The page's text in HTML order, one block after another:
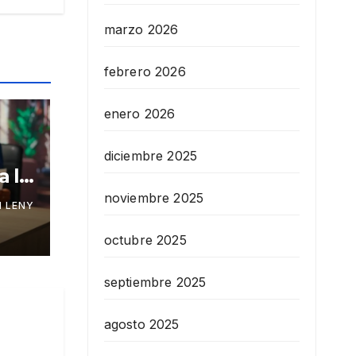
la
LENY
marzo 2026
febrero 2026
enero 2026
diciembre 2025
noviembre 2025
octubre 2025
septiembre 2025
agosto 2025